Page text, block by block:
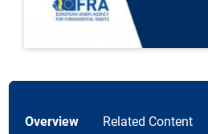
Overview Related Content